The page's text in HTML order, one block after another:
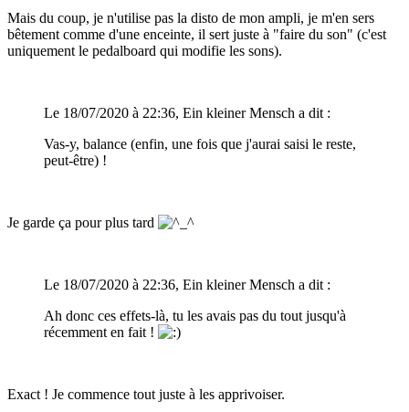
Mais du coup, je n'utilise pas la disto de mon ampli, je m'en sers
bêtement comme d'une enceinte, il sert juste à "faire du son" (c'est
uniquement le pedalboard qui modifie les sons).
Le 18/07/2020 à 22:36, Ein kleiner Mensch a dit :
Vas-y, balance (enfin, une fois que j'aurai saisi le reste,
peut-être) !
Je garde ça pour plus tard
Le 18/07/2020 à 22:36, Ein kleiner Mensch a dit :
Ah donc ces effets-là, tu les avais pas du tout jusqu'à
récemment en fait !
Exact ! Je commence tout juste à les apprivoiser.